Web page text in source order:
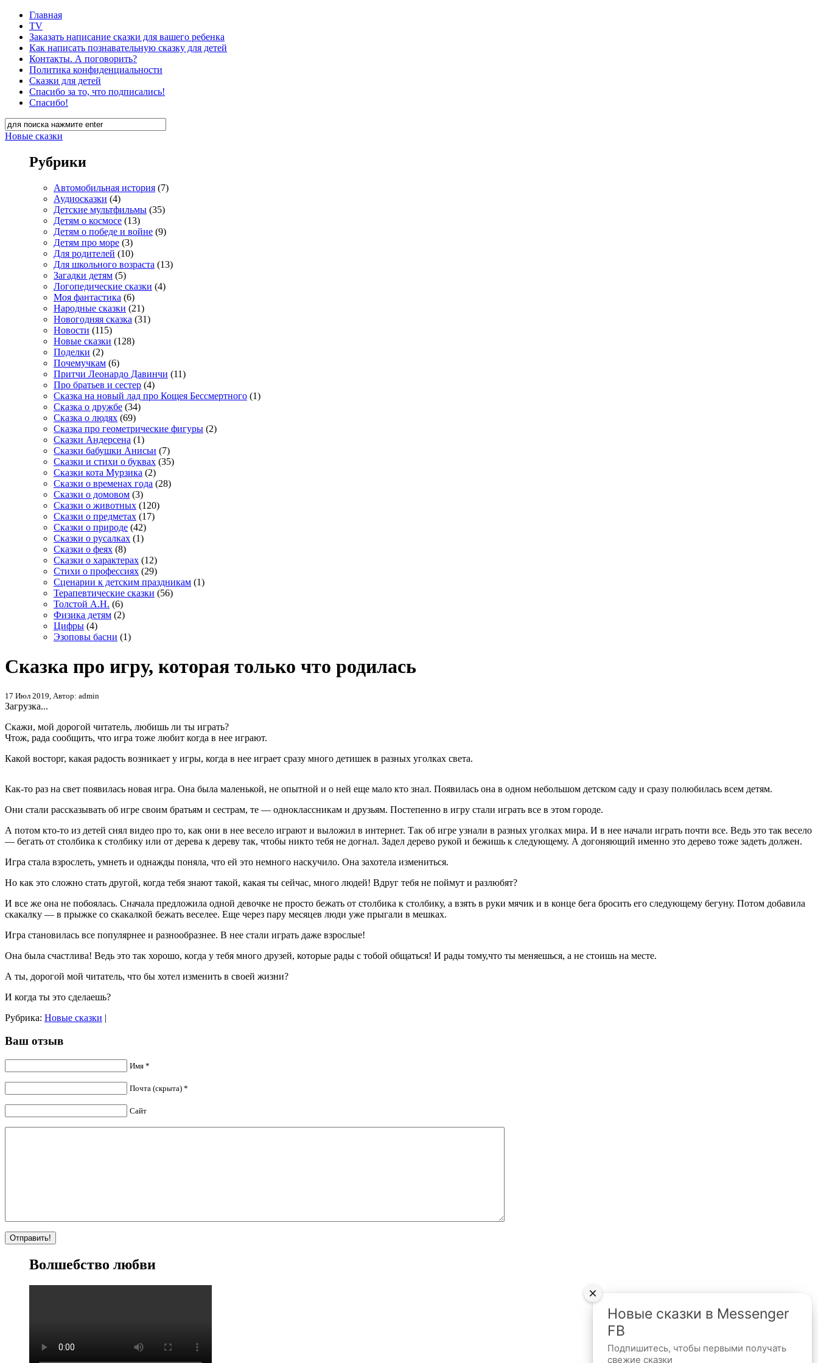
Главная
TV
Заказать написание сказки для вашего ребенка
Как написать познавательную сказку для детей
Контакты. А поговорить?
Политика конфиденциальности
Сказки для детей
Спасибо за то, что подписались!
Спасибо!
Новые сказки
Рубрики
Автомобильная история (7)
Аудиосказки (4)
Детские мультфильмы (35)
Детям о космосе (13)
Детям о победе и войне (9)
Детям про море (3)
Для родителей (10)
Для школьного возраста (13)
Загадки детям (5)
Логопедические сказки (4)
Моя фантастика (6)
Народные сказки (21)
Новогодняя сказка (31)
Новости (115)
Новые сказки (128)
Поделки (2)
Почемучкам (6)
Притчи Леонардо Давинчи (11)
Про братьев и сестер (4)
Сказка на новый лад про Кощея Бессмертного (1)
Сказка о дружбе (34)
Сказка о людях (69)
Сказка про геометрические фигуры (2)
Сказки Андерсена (1)
Сказки бабушки Анисьи (7)
Сказки и стихи о буквах (35)
Сказки кота Мурзика (2)
Сказки о временах года (28)
Сказки о домовом (3)
Сказки о животных (120)
Сказки о предметах (17)
Сказки о природе (42)
Сказки о русалках (1)
Сказки о феях (8)
Сказки о характерах (12)
Стихи о профессиях (29)
Сценарии к детским праздникам (1)
Терапевтические сказки (56)
Толстой А.Н. (6)
Физика детям (2)
Цифры (4)
Эзоповы басни (1)
Сказка про игру, которая только что родилась
17 Июл 2019, Автор: admin
Загрузка...
Скажи, мой дорогой читатель, любишь ли ты играть?
Чтож, рада сообщить, что игра тоже любит когда в нее играют.
Какой восторг, какая радость возникает у игры, когда в нее играет сразу много детишек в разных уголках света.
Как-то раз на свет появилась новая игра. Она была маленькой, не опытной и о ней еще мало кто знал. Появилась она в одном небольшом детском саду и сразу полюбилась всем детям.
Они стали рассказывать об игре своим братьям и сестрам, те — одноклассникам и друзьям. Постепенно в игру стали играть все в этом городе.
А потом кто-то из детей снял видео про то, как они в нее весело играют и выложил в интернет. Так об игре узнали в разных уголках мира. И в нее начали играть почти все. Ведь это так весело
— бегать от столбика к столбику или от дерева к дереву так, чтобы никто тебя не догнал. Задел дерево рукой и бежишь к следующему. А догоняющий именно это дерево тоже задеть должен.
Игра стала взрослеть, умнеть и однажды поняла, что ей это немного наскучило. Она захотела измениться.
Но как это сложно стать другой, когда тебя знают такой, какая ты сейчас, много людей! Вдруг тебя не поймут и разлюбят?
И все же она не побоялась. Сначала предложила одной девочке не просто бежать от столбика к столбику, а взять в руки мячик и в конце бега бросить его следующему бегуну. Потом добавила
скакалку — в прыжке со скакалкой бежать веселее. Еще через пару месяцев люди уже прыгали в мешках.
Игра становилась все популярнее и разнообразнее. В нее стали играть даже взрослые!
Она была счастлива! Ведь это так хорошо, когда у тебя много друзей, которые рады с тобой общаться! И рады тому,что ты меняешься, а не стоишь на месте.
А ты, дорогой мой читатель, что бы хотел изменить в своей жизни?
И когда ты это сделаешь?
Рубрика: Новые сказки |
Ваш отзыв
Имя *
Почта (скрыта) *
Сайт
Волшебство любви
Новые сказки в Messenger
FB
Подпишитесь, чтобы первыми получать
свежие сказки
×